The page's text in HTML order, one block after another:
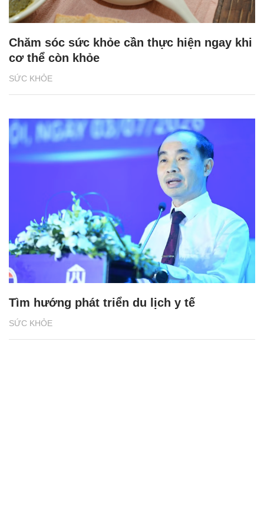
SỨC KHỎE
Chăm sóc sức khỏe cần thực hiện ngay khi
cơ thể còn khỏe
SỨC KHỎE
Tìm hướng phát triển du lịch y tế